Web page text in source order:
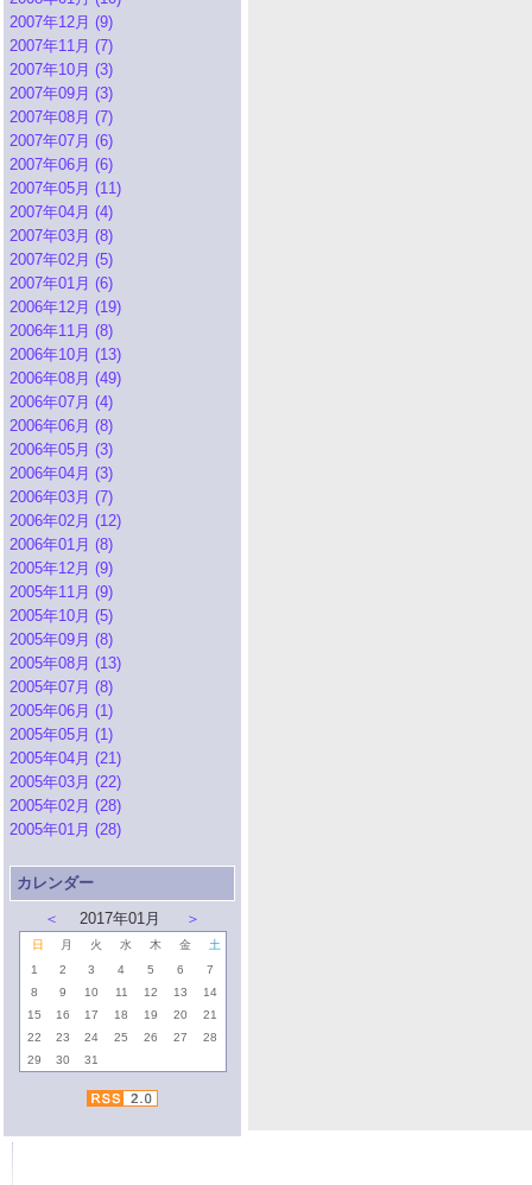
2007年12月 (9)
2007年11月 (7)
2007年10月 (3)
2007年09月 (3)
2007年08月 (7)
2007年07月 (6)
2007年06月 (6)
2007年05月 (11)
2007年04月 (4)
2007年03月 (8)
2007年02月 (5)
2007年01月 (6)
2006年12月 (19)
2006年11月 (8)
2006年10月 (13)
2006年08月 (49)
2006年07月 (4)
2006年06月 (8)
2006年05月 (3)
2006年04月 (3)
2006年03月 (7)
2006年02月 (12)
2006年01月 (8)
2005年12月 (9)
2005年11月 (9)
2005年10月 (5)
2005年09月 (8)
2005年08月 (13)
2005年07月 (8)
2005年06月 (1)
2005年05月 (1)
2005年04月 (21)
2005年03月 (22)
2005年02月 (28)
2005年01月 (28)
カレンダー
＜
2017年01月 ＞
日 月 火 水 木 金
土
1
2 3 4 5 6
7
8
9 10 11 12 13
14
15
16 17 18 19 20
21
22
23 24 25 26 27
28
29
30 31